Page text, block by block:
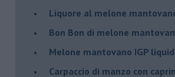
Liquore al melone
Bon Bon di melone
Melone mantovano IGP
Carpaccio di manzo con